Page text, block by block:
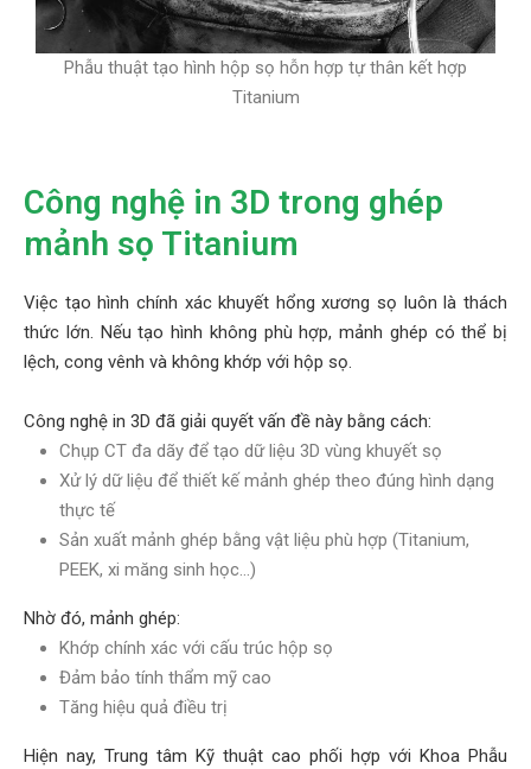
Phẫu thuật tạo hình hộp sọ hỗn hợp tự thân kết hợp
Titanium
Công nghệ in 3D trong ghép
mảnh sọ Titanium
Việc tạo hình chính xác khuyết hổng xương sọ luôn là thách
thức lớn. Nếu tạo hình không phù hợp, mảnh ghép có thể bị
lệch, cong vênh và không khớp với hộp sọ.
Công nghệ in 3D đã giải quyết vấn đề này bằng cách:
Chụp CT đa dãy để tạo dữ liệu 3D vùng khuyết sọ
Xử lý dữ liệu để thiết kế mảnh ghép theo đúng hình dạng
thực tế
Sản xuất mảnh ghép bằng vật liệu phù hợp (Titanium,
PEEK, xi măng sinh học…)
Nhờ đó, mảnh ghép:
Khớp chính xác với cấu trúc hộp sọ
Đảm bảo tính thẩm mỹ cao
Tăng hiệu quả điều trị
Hiện nay, Trung tâm Kỹ thuật cao phối hợp với Khoa Phẫu